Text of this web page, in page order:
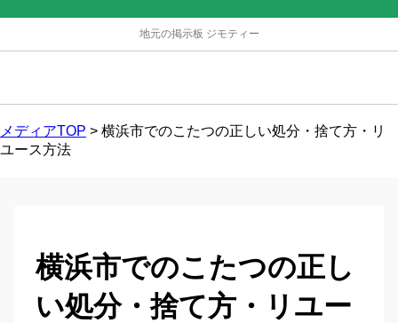
地元の掲示板 ジモティー
メディアTOP > 横浜市でのこたつの正しい処分・捨て方・リ
ユース方法
横浜市でのこたつの正し
い処分・捨て方・リユー